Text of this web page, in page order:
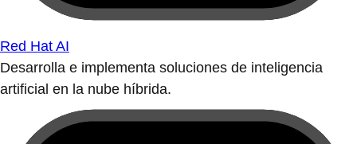
Red Hat AI
Desarrolla e implementa soluciones de inteligencia
artificial en la nube híbrida.